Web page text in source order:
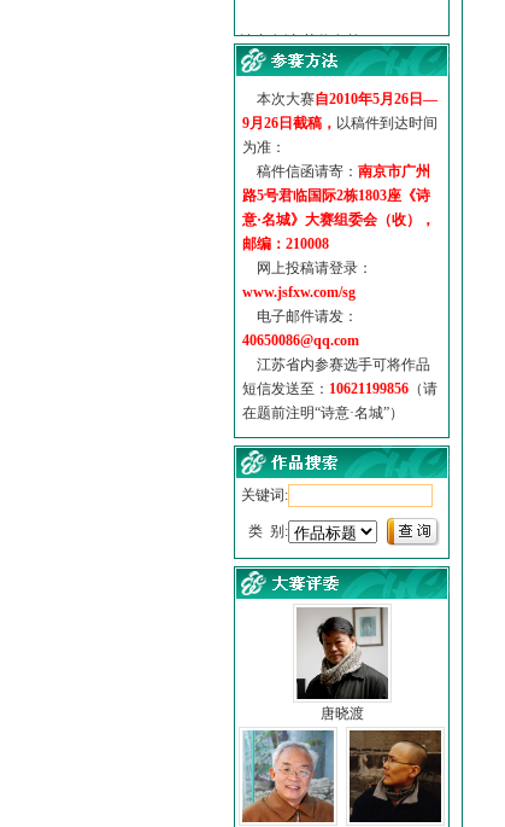
·诗意名城·地铁时间
·地铁完美呈现【诗意·名城...
参赛作品多达5000多首
“诗意·名城”晒诗会
特别通知--致广大诗词爱好...
本次大赛自2010年5月26日—
9月26日截稿， 以稿件到达时间
为准：
稿件信函请寄： 南京市广州
路5号君临国际2栋1803座《诗
意·名城》大赛组委会（收），
邮编：210008
网上投稿请登录：
www.jsfxw.com/sg
电子邮件请发：
40650086@qq.com
江苏省内参赛选手可将作品
短信发送至： 10621199856 （请
在题前注明“诗意·名城”）
关键词:
类 别:
唐晓渡